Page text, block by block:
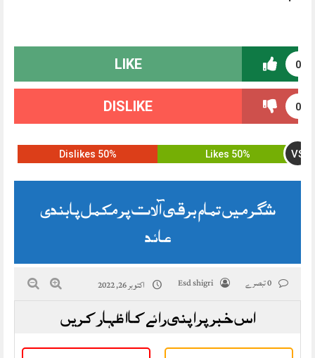
0
LIKE
0
DISLIKE
50% Likes VS
50% Dislikes
شگر میں تمام برقی آلات پر مکمل پابندی
عائد
Esd shigri اکتوبر 26, 2022
اس خبر پر اپنی رائے کا اظہار کریں